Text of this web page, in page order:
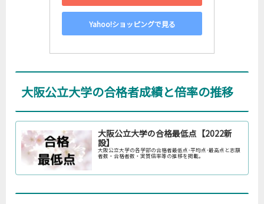
Yahoo!ショッピングで見る
大阪公立大学の合格者成績と倍率の推移
大阪公立大学の合格最低点【2022新
設】
大阪公立大学の各学部の合格者最低点･平均点･最高点と志願
者数・合格者数・実質倍率等の推移を掲載。